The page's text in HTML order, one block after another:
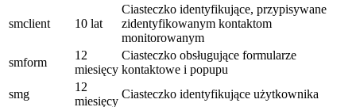
smclient 10 lat
Ciasteczko identyfikujące, przypisywane
zidentyfikowanym kontaktom
monitorowanym
smform
12
miesięcy
Ciasteczko obsługujące formularze
kontaktowe i popupu
smg
12
miesięcy
Ciasteczko identyfikujące użytkownika